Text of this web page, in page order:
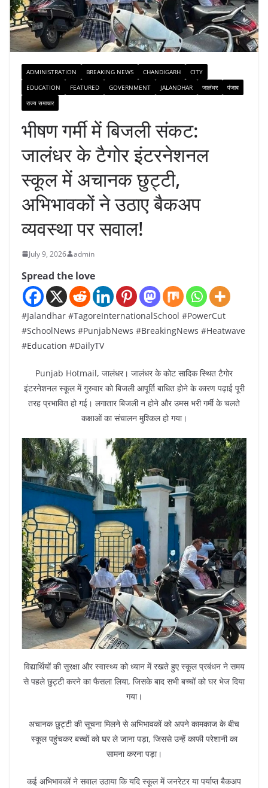
ADMINISTRATION BREAKING NEWS CHANDIGARH
CITY
EDUCATION
FEATURED GOVERNMENT JALANDHAR जालंधर
पंजाब
राज्य समाचार
भीषण गर्मी में बिजली संकट:
जालंधर के टैगोर इंटरनेशनल
स्कूल में अचानक छुट्टी,
अभिभावकों ने उठाए बैकअप
व्यवस्था पर सवाल!
July 9, 2026 admin
Spread the love
#Jalandhar #TagoreInternationalSchool #PowerCut
#SchoolNews #PunjabNews #BreakingNews #Heatwave
#Education #DailyTV
Punjab Hotmail, जालंधर। जालंधर के कोट सादिक स्थित टैगोर
इंटरनेशनल स्कूल में गुरुवार को बिजली आपूर्ति बाधित होने के कारण पढ़ाई पूरी
तरह प्रभावित हो गई। लगातार बिजली न होने और उमस भरी गर्मी के चलते
कक्षाओं का संचालन मुश्किल हो गया।
विद्यार्थियों की सुरक्षा और स्वास्थ्य को ध्यान में रखते हुए स्कूल प्रबंधन ने समय
से पहले छुट्टी करने का फैसला लिया, जिसके बाद सभी बच्चों को घर भेज दिया
गया।
अचानक छुट्टी की सूचना मिलने से अभिभावकों को अपने कामकाज के बीच
स्कूल पहुंचकर बच्चों को घर ले जाना पड़ा, जिससे उन्हें काफी परेशानी का
सामना करना पड़ा।
कई अभिभावकों ने सवाल उठाया कि यदि स्कूल में जनरेटर या पर्याप्त बैकअप